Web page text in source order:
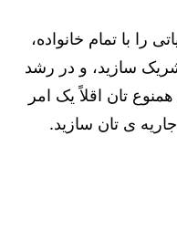
را با تمام خانواده،
سازید، و در رشد
تان اقلاً یک امر
ی تان سازید.